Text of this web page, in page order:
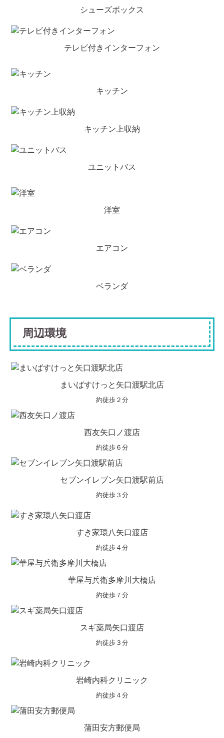
シューズボックス
テレビ付きインターフォン
キッチン
キッチン上収納
ユニットバス
洋室
エアコン
ベランダ
周辺環境
まいばすけっと矢口渡駅北店
約徒歩２分
西友矢口ノ渡店
約徒歩６分
セブンイレブン矢口渡駅前店
約徒歩３分
すき家環八矢口渡店
約徒歩４分
華屋与兵衛多摩川大橋店
約徒歩７分
スギ薬局矢口渡店
約徒歩３分
岩崎内科クリニック
約徒歩４分
蒲田安方郵便局